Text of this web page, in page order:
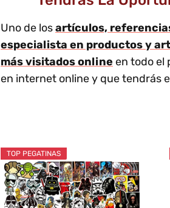
Uno de losartículos,
especialista en productos y
más visitados online en todo el
en internet online y que tendrás
TOP PEGATINAS